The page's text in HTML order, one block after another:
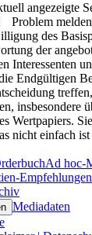
angezeigte
Problem melden
des
der
Interessenten
Endgültigen
insbesondere
Wertpapiers.
nicht einfach
Ad hoc-
Empfehlungen
Mediadaten